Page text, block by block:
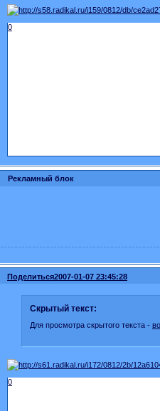
0
Рекламный блок
Поделиться2007-01-07 23:45:28
Скрытый текст:
Для просмотра скрытого текста -
0